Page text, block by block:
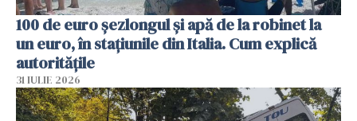
100 de euro șezlongul și apă de la robinet la
un euro, în stațiunile din Italia. Cum explică
autoritățile
31 IULIE 2026